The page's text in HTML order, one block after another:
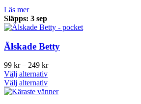
Läs mer
Släpps: 3 sep
Älskade Betty
99 kr – 249 krPrisintervall:
249 kr
Välj alternativDen
här
produkten
Välj alternativDen
här